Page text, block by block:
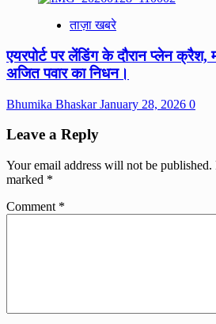
ताज़ा खबरे
एयरपोर्ट पर लेंडिंग के दौरान प्लेन क्रैश,
अजित पवार का निधन।
Bhumika BhaskarJanuary 28, 2026 0
Leave a Reply
Your email address will not be published.
marked *
Comment *